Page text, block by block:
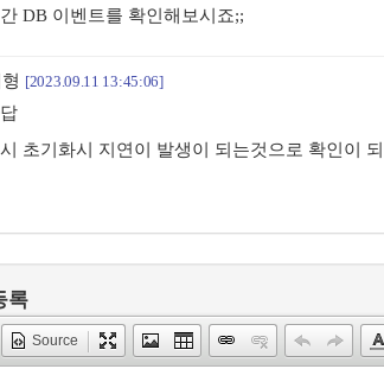
DB 이벤트를 확인해보시죠;;
[2023.09.11 13:45:06]
초기화시 지연이 발생이 되는것으로 확인이
록
Source